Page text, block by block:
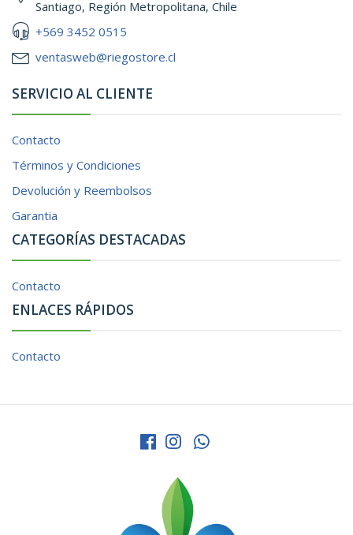
Santiago, Región Metropolitana, Chile
+569 3452 0515
ventasweb@riegostore.cl
SERVICIO AL CLIENTE
Contacto
Términos y Condiciones
Devolución y Reembolsos
Garantia
CATEGORÍAS DESTACADAS
Contacto
ENLACES RÁPIDOS
Contacto